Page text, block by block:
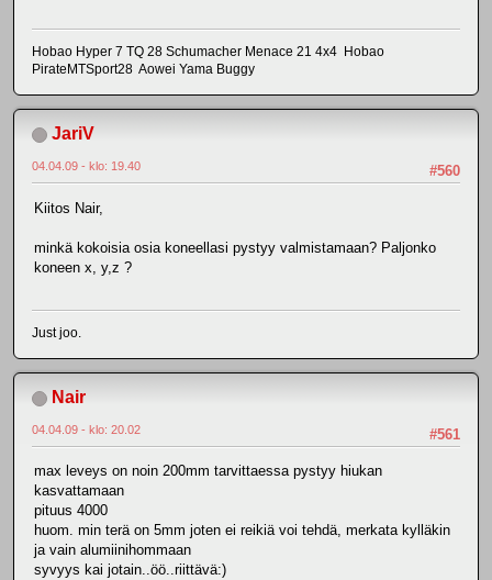
Hobao Hyper 7 TQ 28 Schumacher Menace 21 4x4 Hobao
PirateMTSport28 Aowei Yama Buggy
JariV
#560
04.04.09 - klo: 19.40
Kiitos Nair,
minkä kokoisia osia koneellasi pystyy valmistamaan? Paljonko
koneen x, y,z ?
Just joo.
Nair
#561
04.04.09 - klo: 20.02
max leveys on noin 200mm tarvittaessa pystyy hiukan
kasvattamaan
pituus 4000
huom. min terä on 5mm joten ei reikiä voi tehdä, merkata kylläkin
ja vain alumiinihommaan
syvyys kai jotain..öö..riittävä:)